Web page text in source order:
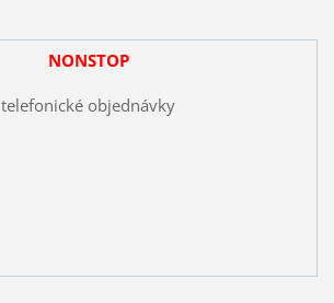
NONSTOP
telefonické objednávky